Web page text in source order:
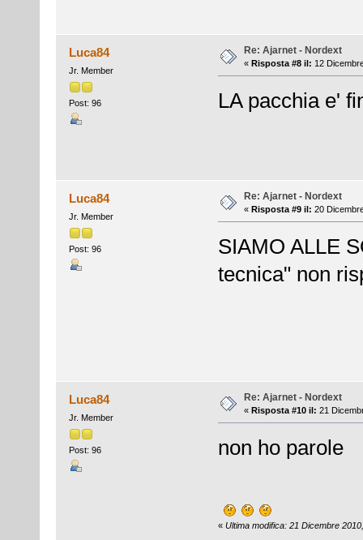
Luca84
Jr. Member
Post: 96
Re: Ajarnet - Nordext
« Risposta #8 il: 12
LA pacchia e'
Luca84
Jr. Member
Post: 96
Re: Ajarnet - Nordext
« Risposta #9 il: 20
SIAMO ALLE
tecnica" non
Luca84
Jr. Member
Post: 96
Re: Ajarnet - Nordext
« Risposta #10 il: 21
non ho parole
« Ultima modifica: 21 Dicembre